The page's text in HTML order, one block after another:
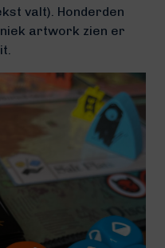
valt). Honderden
artwork zien er